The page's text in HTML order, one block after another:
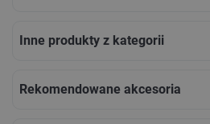
Inne produkty z kategorii
Rekomendowane akcesoria